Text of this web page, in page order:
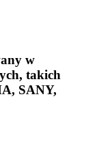
w
takich
SANY,